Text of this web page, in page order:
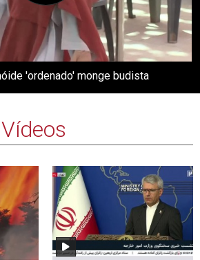
'ordenado' monge budista